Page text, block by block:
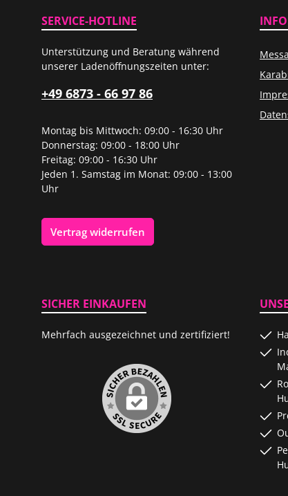
SERVICE-HOTLINE
Unterstützung und Beratung während
unserer Ladenöffnungszeiten unter:
+49 6873 - 66 97 86
Montag bis Mittwoch: 09:00 - 16:30 Uhr
Donnerstag: 09:00 - 18:00 Uhr
Freitag: 09:00 - 16:30 Uhr
Jeden 1. Samstag im Monat: 09:00 - 13:00
Uhr
Vertrag widerrufen
SICHER EINKAUFEN
Mehrfach ausgezeichnet und zertifiziert!